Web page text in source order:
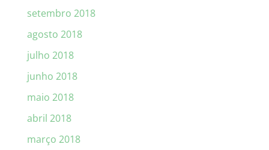
setembro 2018
agosto 2018
julho 2018
junho 2018
maio 2018
abril 2018
março 2018